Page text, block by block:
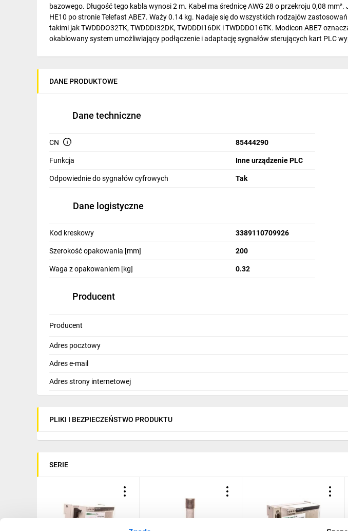
Pneumatyka
Dom i ogród
Klimatyzacja
IT, GSM
Budowa i Remont
Elektronika
Smart home
Elektromobilność
bazowego. Długość tego kabla wynosi 2 m. Kabel ma średnicę AWG 28 o przekroju 0,08
HE10 po stronie Telefast ABE7. Waży 0.14 kg. Nadaje się do wszystkich rodzajów
takimi jak TWDDDO32TK, TWDDDI32DK, TWDDDI16DK i TWDDDO16TK. Modicon ABE7
okablowany system umożliwiający podłączenie i adaptację sygnałów sterujących kart PLC
DANE PRODUKTOWE
Dane techniczne
CN 85444290
Funkcja Inne urządzenie PLC
Odpowiednie do sygnałów cyfrowych Tak
Dane logistyczne
Kod kreskowy 3389110709926
Szerokość opakowania [mm] 200
Waga z opakowaniem [kg] 0.32
Producent
Producent
Adres pocztowy
Adres e-mail
Adres strony internetowej
PLIKI I BEZPIECZEŃSTWO PRODUKTU
SERIE